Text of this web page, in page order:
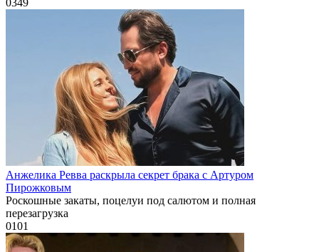
Анжелика Ревва раскрыла секрет брака с Артуром
Пирожковым
Роскошные закаты, поцелуи под салютом и полная
перезагрузка
0101